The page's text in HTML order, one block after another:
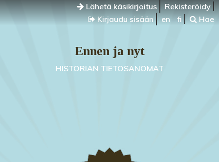
Lähetä käsikirjoitus
Rekisteröidy
Kirjaudu sisään
en fi Hae
Ennen ja nyt
HISTORIAN TIETOSANOMAT